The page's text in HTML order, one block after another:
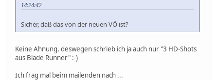
14:24:42
Sicher, daß das von der neuen VÖ ist?
Keine Ahnung, deswegen schrieb ich ja auch nur "3 HD-Shots
aus Blade Runner" :-)
Ich frag mal beim mailenden nach ...